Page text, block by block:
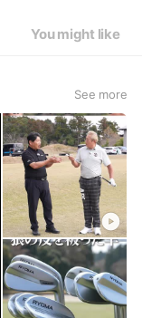
You might like
See more